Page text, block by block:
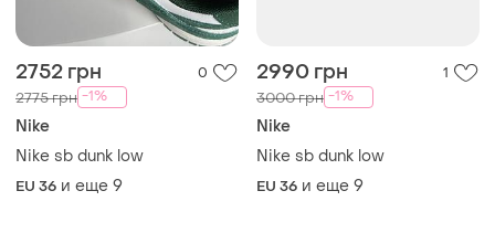
2752 грн 0
2775 грн -1%
Nike
Nike sb dunk low
EU 36 и еще 9
2990 грн 1
3000 грн -1%
Nike
Nike sb dunk low
EU 36 и еще 9